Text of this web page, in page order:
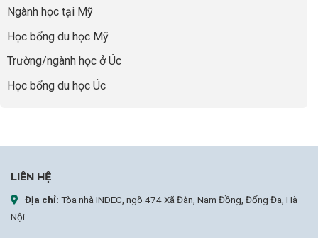
chọn
sự
Ngành học tại Mỹ
Học bổng du học Mỹ
Trường/ngành học ở Úc
Học bổng du học Úc
LIÊN HỆ
Địa chỉ: Tòa nhà INDEC, ngõ 474 Xã Đàn, Nam Đồng, Đống Đa, Hà
Nội